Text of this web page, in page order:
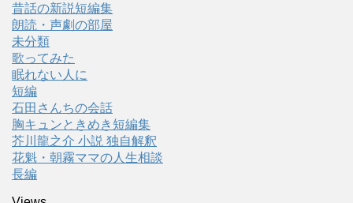
昔話の新説短編集
朗読・声劇の部屋
未分類
歌ってみた
眠れない人に
短編
石田さんちの会話
胸キュンときめき短編集
芥川龍之介 小説 独自解釈
花魁・朝霧ママの人生相談
長編